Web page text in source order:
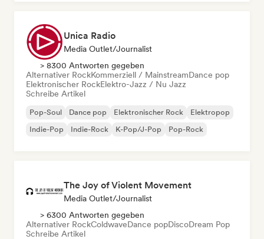
Unica Radio
Media Outlet/Journalist
> 8300 Antworten gegeben
Alternativer RockKommerziell / MainstreamDance pop
Elektronischer RockElektro-Jazz / Nu Jazz
Schreibe Artikel
Pop-Soul Dance pop Elektronischer Rock
Elektropop
Indie-Pop
Indie-Rock K-Pop/J-Pop Pop-Rock
The Joy of Violent Movement
Media Outlet/Journalist
> 6300 Antworten gegeben
Alternativer RockColdwaveDance popDiscoDream Pop
Schreibe Artikel